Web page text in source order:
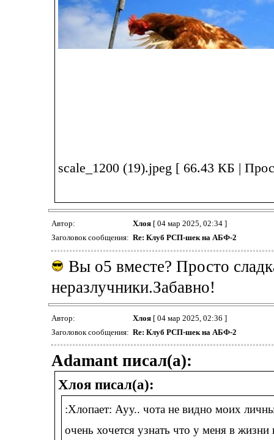
scale_1200 (19).jpeg [ 66.43 КБ |
Автор: Хлоя[ 04 мар 2025, 02:34 ]
Заголовок сообщения: Re: Клуб РСП-шек на АБФ-2
Вы о5 вместе? Просто
неразлучники.Забавно!
Автор: Хлоя[ 04 мар 2025, 02:36 ]
Заголовок сообщения: Re: Клуб РСП-шек на АБФ-2
Adamant писал(а):
Хлоя писал(а):
:Хлопает: Ауу.. чота не видно моих
очень хочется узнать что у меня в